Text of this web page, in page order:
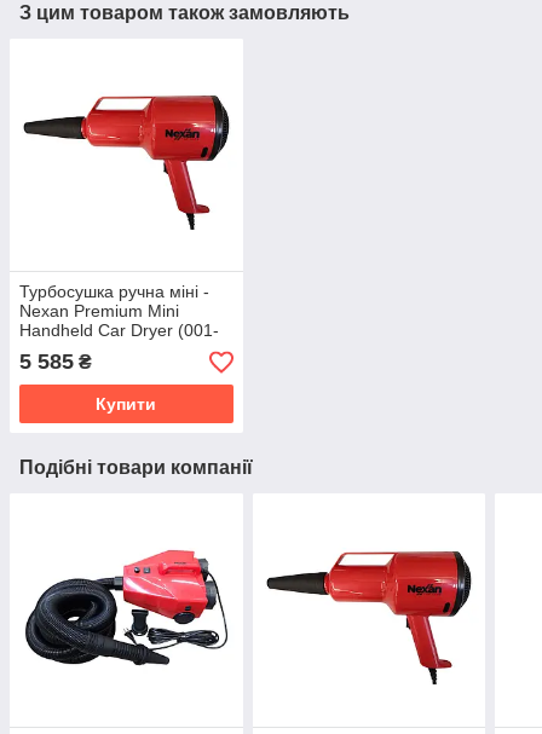
З цим товаром також замовляють
Турбосушка ручна міні -
Nexan Premium Mini
Handheld Car Dryer (001-
GT)
5 585 ₴
Купити
Подібні товари компанії